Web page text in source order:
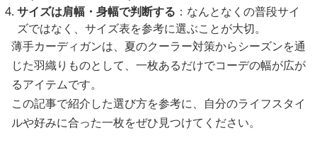
サイズは肩幅・身幅で判断する ：なんとなくの普段サイ
ズではなく、サイズ表を参考に選ぶことが大切。
薄手カーディガンは、夏のクーラー対策からシーズンを通
じた羽織りものとして、一枚あるだけでコーデの幅が広が
るアイテムです。
この記事で紹介した選び方を参考に、自分のライフスタイ
ルや好みに合った一枚をぜひ見つけてください。